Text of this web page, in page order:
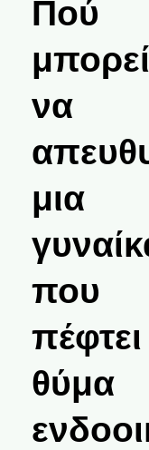
Πού
μπορεί
να
μια
που
πέφτει
θύμα